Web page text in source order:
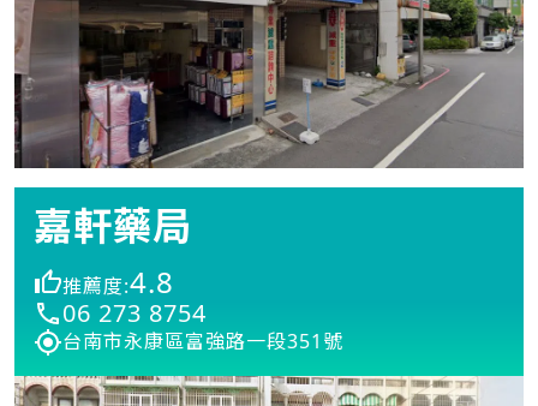
嘉軒藥局
推薦度:4.8
06 273 8754
台南市永康區富強路一段351號